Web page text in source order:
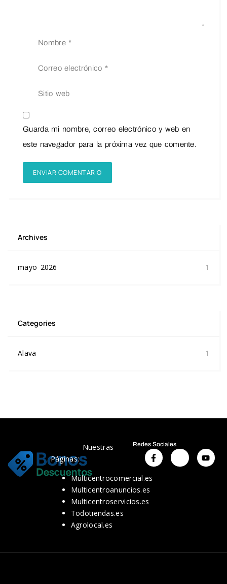
Guarda mi nombre, correo electrónico y web en
este navegador para la próxima vez que comente.
Archives
mayo 2026 1
Categories
Alava 1
Nuestras
Páginas:
Multicentrocomercial.es
Multicentroanuncios.es
Multicentroservicios.es
Todotiendas.es
Agrolocal.es
Redes Sociales